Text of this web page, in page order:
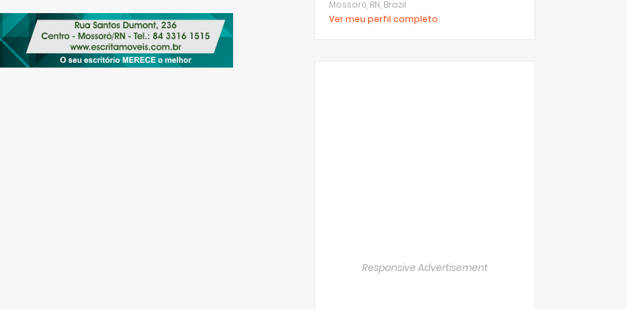
Mossoró, RN, Brazil
Ver meu perfil completo
Responsive Advertisement